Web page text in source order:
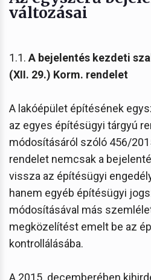
változásai
1.1. A bejelentés kezdeti
(XII. 29.) Korm. rendelet
A lakóépület építésének
az egyes építésügyi tárgyú
módosításáról szóló 456/
rendelet nemcsak a
vissza az építésügyi
hanem egyéb építésügyi
módosításával más
megközelítést emelt be az
kontrollálásába.
A 2015. decemberében